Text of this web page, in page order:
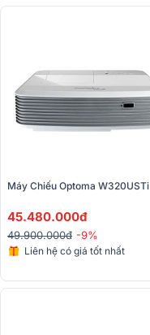
Máy Chiếu Optoma W320USTi
45.480.000đ
49.900.000đ -9%
Liên hệ có giá tốt nhất